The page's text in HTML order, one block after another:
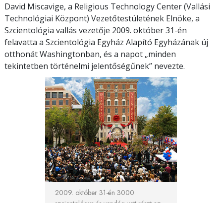
David Miscavige, a Religious Technology Center (Vallási
Technológiai Központ) Vezetőtestületének Elnöke, a
Szcientológia vallás vezetője 2009. október 31-én
felavatta a Szcientológia Egyház Alapító Egyházának új
otthonát Washingtonban, és a napot „minden
tekintetben történelmi jelentőségűnek” nevezte.
2009. október 31-én 3000